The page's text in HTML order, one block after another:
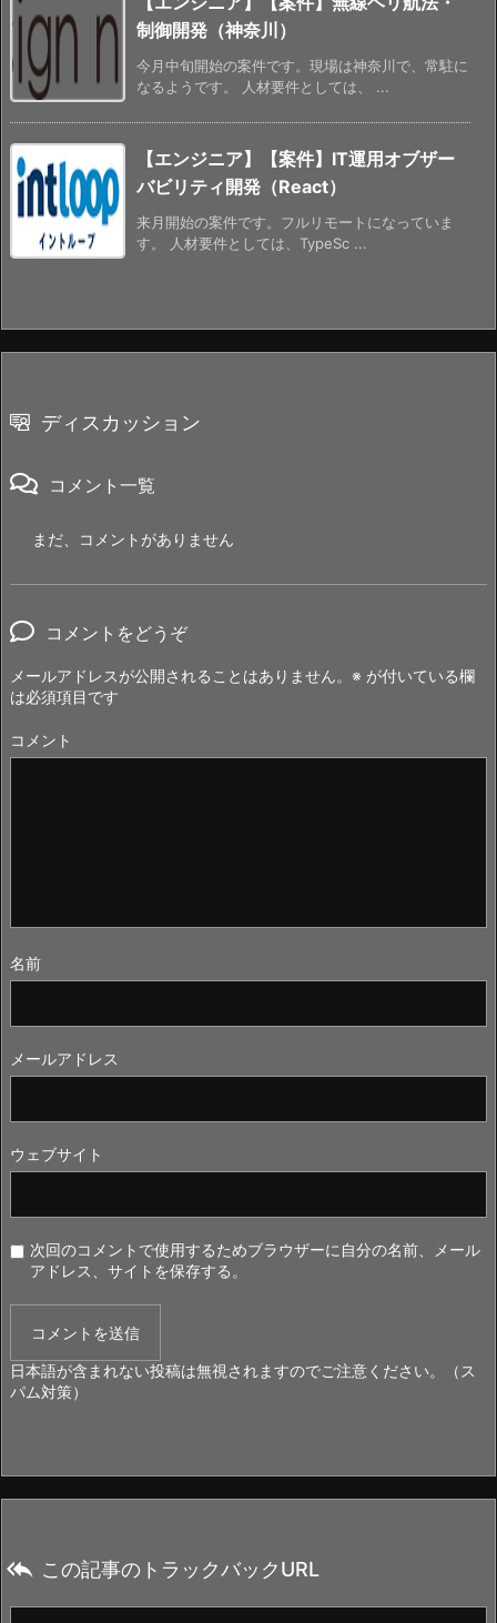
制御開発（神奈川）
今月中旬開始の案件です。現場は神奈川で、常駐に
なるようです。 人材要件としては、 ...
【エンジニア】【案件】IT運用オブザー
バビリティ開発（React）
来月開始の案件です。フルリモートになっていま
す。 人材要件としては、TypeSc ...
ディスカッション
コメント一覧
まだ、コメントがありません
コメントをどうぞ
メールアドレスが公開されることはありません。 ※ が付いている欄
は必須項目です
コメント
名前
メールアドレス
ウェブサイト
次回のコメントで使用するためブラウザーに自分の名前、メール
アドレス、サイトを保存する。
日本語が含まれない投稿は無視されますのでご注意ください。（ス
パム対策）
 この記事のトラックバックURL